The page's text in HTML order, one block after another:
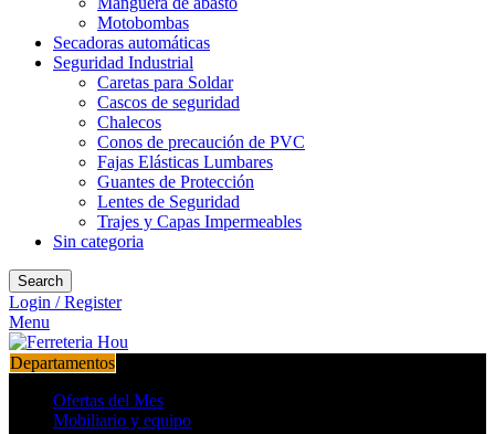
Motobombas
Secadoras automáticas
Seguridad Industrial
Caretas para Soldar
Cascos de seguridad
Chalecos
Conos de precaución de PVC
Fajas Elásticas Lumbares
Guantes de Protección
Lentes de Seguridad
Trajes y Capas Impermeables
Sin categoria
Search
Login / Register
Menu
Departamentos
Ofertas del Mes
Mobiliario y equipo